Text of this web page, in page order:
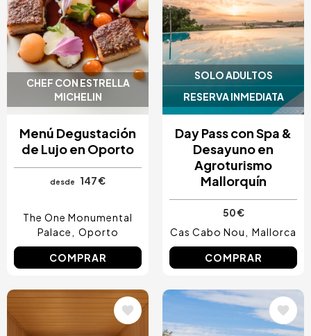
CHEF CON ESTRELLA
MICHELIN
Menú Degustación
de Lujo en Oporto
desde 147 €
The One Monumental
Palace
Oporto
COMPRAR
SOLO ADULTOS
RESERVA INMEDIATA
Day Pass con Spa &
Desayuno en
Agroturismo
Mallorquín
50 €
Cas Cabo Nou
Mallorca
COMPRAR
Image